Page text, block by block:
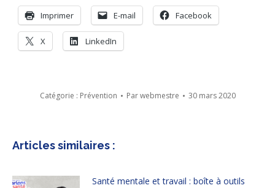
Imprimer E-mail Facebook
X LinkedIn
Catégorie : Prévention Parwebmestre 30 mars 2020
Articles similaires :
Santé mentale et travail : boîte à outils